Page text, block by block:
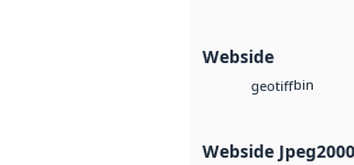
Webside
geotiffbin
Webside Jpeg2000